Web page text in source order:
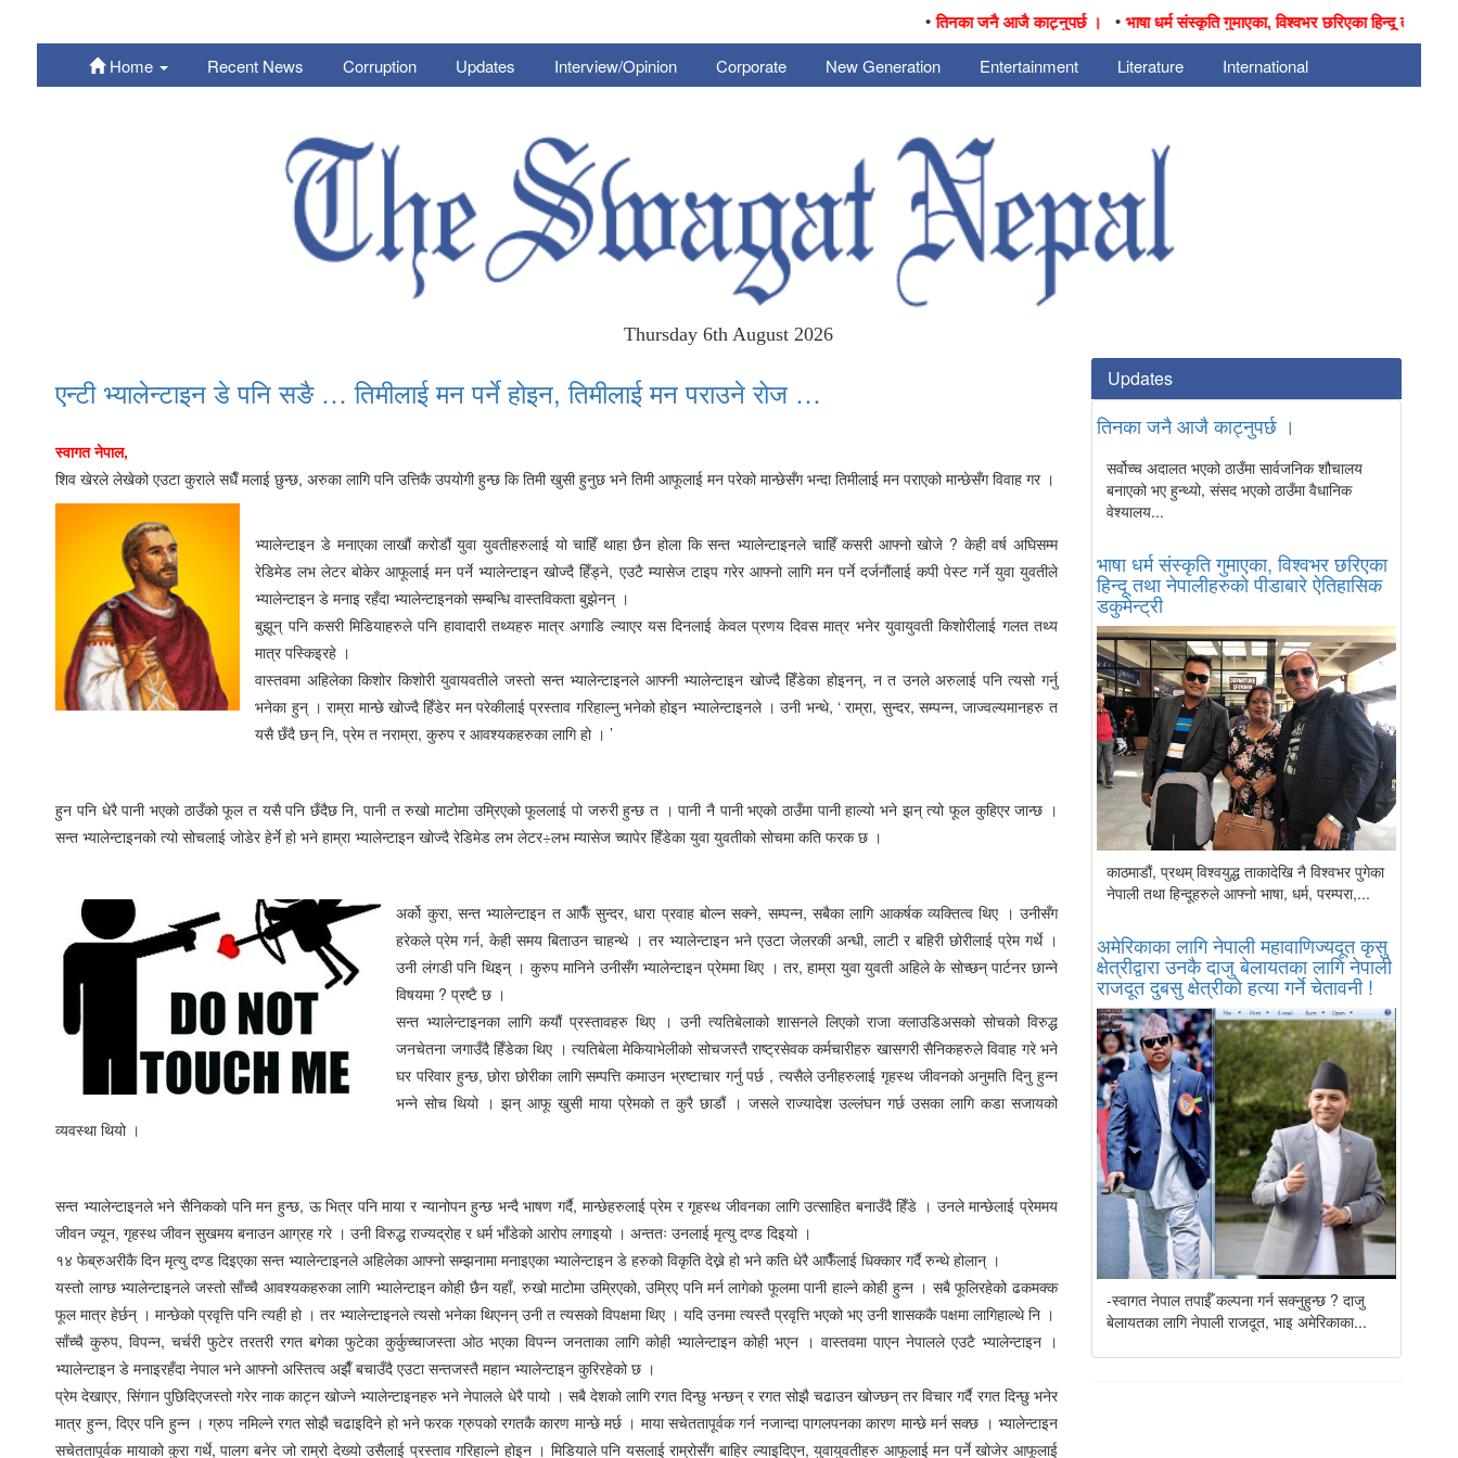
तिनका जनै आजै काट्नुपर्छ । • भाषा धर्म संस्कृति गुमाएका, विश्वभर छरिएका हिन्दू तथा
Home Recent News Corruption Updates Interview/Opinion Corporate New Generation Entertainment Literature
International
Thursday 6th August 2026
एन्टी भ्यालेन्टाइन डे पनि सङै … तिमीलाई मन पर्ने होइन, तिमीलाई मन पराउने रोज …
स्वागत नेपाल,
शिव खेरले लेखेको एउटा कुराले सधैँ मलाई छुन्छ, अरुका लागि पनि उत्तिकै उपयोगी हुन्छ कि तिमी खुसी हुनुछ भने तिमी आफूलाई मन परेको मान्छेसँग भन्दा तिमीलाई मन पराएको मान्छेसँग विवाह गर ।
भ्यालेन्टाइन डे मनाएका लाखौं करोडौं युवा युवतीहरुलाई यो चाहिँ थाहा छैन होला कि सन्त भ्यालेन्टाइनले चाहिँ कसरी आफ्नो खोजे ? केही वर्ष अघिसम्म
रेडिमेड लभ लेटर बोकेर आफूलाई मन पर्ने भ्यालेन्टाइन खोज्दै हिँड्ने, एउटै म्यासेज टाइप गरेर आफ्नो लागि मन पर्ने दर्जनौंलाई कपी पेस्ट गर्ने युवा युवतीले
भ्यालेन्टाइन डे मनाइ रहँदा भ्यालेन्टाइनको सम्बन्धि वास्तविकता बुझेनन् ।
बुझून् पनि कसरी मिडियाहरुले पनि हावादारी तथ्यहरु मात्र अगाडि ल्याएर यस दिनलाई केवल प्रणय दिवस मात्र भनेर युवायुवती किशोरीलाई गलत तथ्य
मात्र पस्किइरहे ।
वास्तवमा अहिलेका किशोर किशोरी युवायवतीले जस्तो सन्त भ्यालेन्टाइनले आफ्नी भ्यालेन्टाइन खोज्दै हिँडेका होइनन्, न त उनले अरुलाई पनि त्यसो गर्नु
भनेका हुन् । राम्रा मान्छे खोज्दै हिँडेर मन परेकीलाई प्रस्ताव गरिहाल्नु भनेको होइन भ्यालेन्टाइनले । उनी भन्थे, ‘ राम्रा, सुन्दर, सम्पन्न, जाज्वल्यमानहरु त
यसै छँदै छन् नि, प्रेम त नराम्रा, कुरुप र आवश्यकहरुका लागि हो । ’
हुन पनि धेरै पानी भएको ठाउँको फूल त यसै पनि छँदैछ नि, पानी त रुखो माटोमा उम्रिएको फूललाई पो जरुरी हुन्छ त । पानी नै पानी भएको ठाउँमा पानी हाल्यो भने झन् त्यो फूल कुहिएर जान्छ ।
सन्त भ्यालेन्टाइनको त्यो सोचलाई जोडेर हेर्ने हो भने हाम्रा भ्यालेन्टाइन खोज्दै रेडिमेड लभ लेटर÷लभ म्यासेज च्यापेर हिँडेका युवा युवतीको सोचमा कति फरक छ ।
अर्को कुरा, सन्त भ्यालेन्टाइन त आफैँ सुन्दर, धारा प्रवाह बोल्न सक्ने, सम्पन्न, सबैका लागि आकर्षक व्यक्तित्व थिए । उनीसँग
हरेकले प्रेम गर्न, केही समय बिताउन चाहन्थे । तर भ्यालेन्टाइन भने एउटा जेलरकी अन्धी, लाटी र बहिरी छोरीलाई प्रेम गर्थे ।
उनी लंगडी पनि थिइन् । कुरुप मानिने उनीसँग भ्यालेन्टाइन प्रेममा थिए । तर, हाम्रा युवा युवती अहिले के सोच्छन् पार्टनर छान्ने
विषयमा ? प्रष्टै छ ।
सन्त भ्यालेन्टाइनका लागि कयौं प्रस्तावहरु थिए । उनी त्यतिबेलाको शासनले लिएको राजा क्लाउडिअसको सोचको विरुद्ध
जनचेतना जगाउँदै हिँडेका थिए । त्यतिबेला मेकियाभेलीको सोचजस्तै राष्ट्रसेवक कर्मचारीहरु खासगरी सैनिकहरुले विवाह गरे भने
घर परिवार हुन्छ, छोरा छोरीका लागि सम्पत्ति कमाउन भ्रष्टाचार गर्नु पर्छ , त्यसैले उनीहरुलाई गृहस्थ जीवनको अनुमति दिनु हुन्न
भन्ने सोच थियो । झन् आफू खुसी माया प्रेमको त कुरै छाडौं । जसले राज्यादेश उल्लंघन गर्छ उसका लागि कडा सजायको
व्यवस्था थियो ।
सन्त भ्यालेन्टाइनले भने सैनिकको पनि मन हुन्छ, ऊ भित्र पनि माया र न्यानोपन हुन्छ भन्दै भाषण गर्दै, मान्छेहरुलाई प्रेम र गृहस्थ जीवनका लागि उत्साहित बनाउँदै हिँडे । उनले मान्छेलाई प्रेममय
जीवन ज्यून, गृहस्थ जीवन सुखमय बनाउन आग्रह गरे । उनी विरुद्ध राज्यद्रोह र धर्म भाँडेको आरोप लगाइयो । अन्ततः उनलाई मृत्यु दण्ड दिइयो ।
१४ फेब्रुअरीकै दिन मृत्यु दण्ड दिइएका सन्त भ्यालेन्टाइनले अहिलेका आफ्नो सम्झनामा मनाइएका भ्यालेन्टाइन डे हरुको विकृति देख्ने हो भने कति धेरै आफैँलाई धिक्कार गर्दै रुन्थे होलान् ।
यस्तो लाग्छ भ्यालेन्टाइनले जस्तो साँच्चै आवश्यकहरुका लागि भ्यालेन्टाइन कोही छैन यहाँ, रुखो माटोमा उम्रिएको, उम्रिए पनि मर्न लागेको फूलमा पानी हाल्ने कोही हुन्न । सबै फूलिरहेको ढकमक्क
फूल मात्र हेर्छन् । मान्छेको प्रवृत्ति पनि त्यही हो । तर भ्यालेन्टाइनले त्यसो भनेका थिएनन् उनी त त्यसको विपक्षमा थिए । यदि उनमा त्यस्तै प्रवृत्ति भएको भए उनी शासककै पक्षमा लागिहाल्थे नि ।
साँच्चै कुरुप, विपन्न, चर्चरी फुटेर तरतरी रगत बगेका फुटेका कुर्कुच्चाजस्ता ओठ भएका विपन्न जनताका लागि कोही भ्यालेन्टाइन कोही भएन । वास्तवमा पाएन नेपालले एउटै भ्यालेन्टाइन ।
भ्यालेन्टाइन डे मनाइरहँदा नेपाल भने आफ्नो अस्तित्व अझैँ बचाउँदै एउटा सन्तजस्तै महान भ्यालेन्टाइन कुरिरहेको छ ।
प्रेम देखाएर, सिंगान पुछिदिएजस्तो गरेर नाक काट्न खोज्ने भ्यालेन्टाइनहरु भने नेपालले धेरै पायो । सबै देशको लागि रगत दिन्छु भन्छन् र रगत सोझै चढाउन खोज्छन् तर विचार गर्दै रगत दिन्छु भनेर
मात्र हुन्न, दिएर पनि हुन्न । ग्रुप नमिल्ने रगत सोझै चढाइदिने हो भने फरक ग्रुपको रगतकै कारण मान्छे मर्छ । माया सचेततापूर्वक गर्न नजान्दा पागलपनका कारण मान्छे मर्न सक्छ । भ्यालेन्टाइन
सचेततापूर्वक मायाको कुरा गर्थे, पालग बनेर जो राम्रो देख्यो उसैलाई प्रस्ताव गरिहाल्ने होइन । मिडियाले पनि यसलाई राम्रोसँग बाहिर ल्याइदिएन, युवायुवतीहरु आफूलाई मन पर्ने खोजेर आफूलाई
Updates
तिनका जनै आजै काट्नुपर्छ ।
सर्वोच्च अदालत भएको ठाउँमा सार्वजनिक शौचालय
बनाएको भए हुन्थ्यो, संसद भएको ठाउँमा वैधानिक
वेश्यालय...
भाषा धर्म संस्कृति गुमाएका, विश्वभर छरिएका
हिन्दू तथा नेपालीहरुको पीडाबारे ऐतिहासिक
डकुमेन्ट्री
काठमाडौं, प्रथम् विश्वयुद्ध ताकादेखि नै विश्वभर पुगेका
नेपाली तथा हिन्दूहरुले आफ्नो भाषा, धर्म, परम्परा,...
अमेरिकाका लागि नेपाली महावाणिज्यदूत कृसु
क्षेत्रीद्वारा उनकै दाजु बेलायतका लागि नेपाली
राजदूत दुबसु क्षेत्रीको हत्या गर्ने चेतावनी !
-स्वागत नेपाल तपाईँ कल्पना गर्न सक्नुहुन्छ ? दाजु
बेलायतका लागि नेपाली राजदूत, भाइ अमेरिकाका...